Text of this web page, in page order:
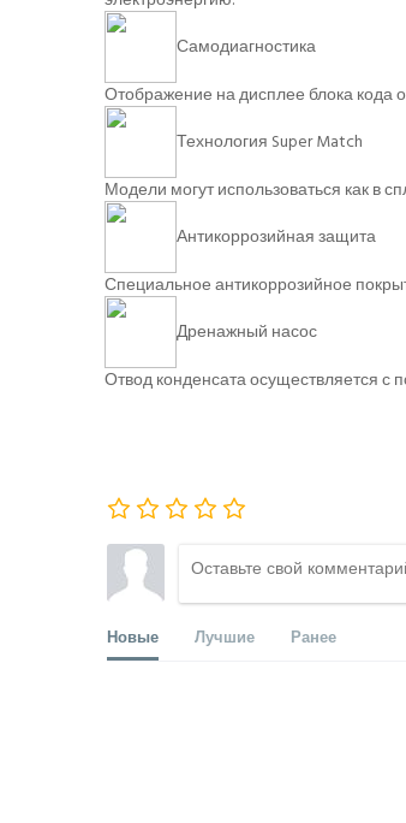
Самодиагностика
Отображение на дисплее блока кода
Технология Super Match
Модели могут использоваться как в
Антикоррозийная защита
Специальное антикоррозийное
Дренажный насос
Отвод конденсата осуществляется с
Новые Лучшие Ранее